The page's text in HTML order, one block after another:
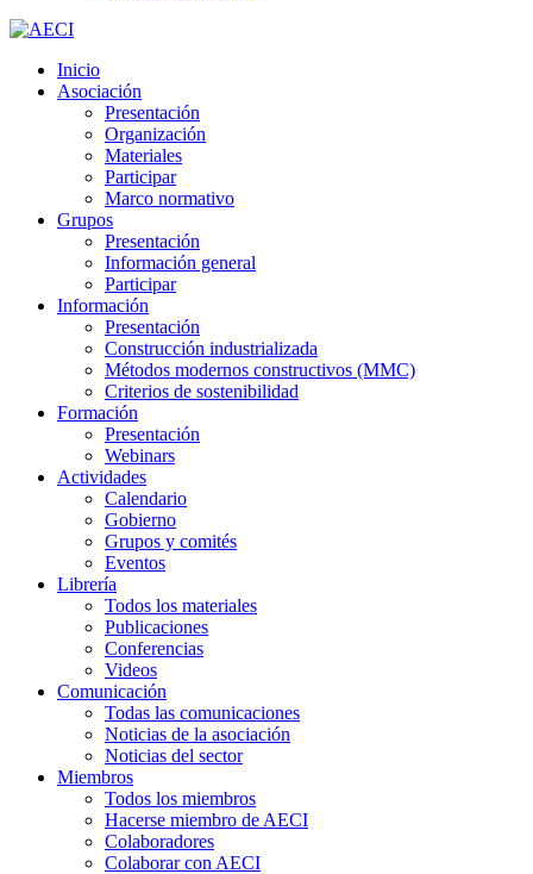
Inicio
Asociación
Presentación
Organización
Materiales
Participar
Marco normativo
Grupos
Presentación
Información general
Participar
Información
Presentación
Construcción industrializada
Métodos modernos constructivos (MMC)
Criterios de sostenibilidad
Formación
Presentación
Webinars
Actividades
Calendario
Gobierno
Grupos y comités
Eventos
Librería
Todos los materiales
Publicaciones
Conferencias
Videos
Comunicación
Todas las comunicaciones
Noticias de la asociación
Noticias del sector
Miembros
Todos los miembros
Hacerse miembro de AECI
Colaboradores
Colaborar con AECI